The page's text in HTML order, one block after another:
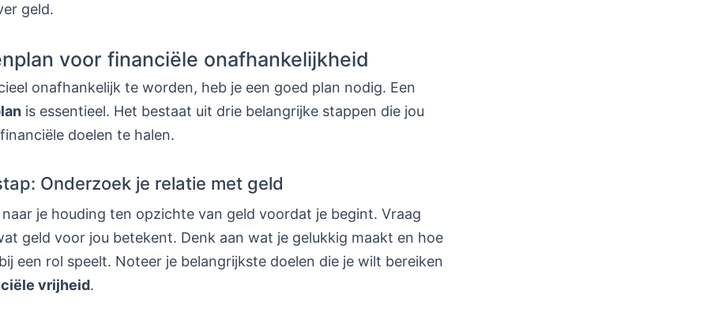
geld.
voor financiële onafhankelijkheid
onafhankelijk te worden, heb je een goed plan nodig. Een
is essentieel. Het bestaat uit drie belangrijke stappen die jou
doelen te halen.
Onderzoek je relatie met geld
je houding ten opzichte van geld voordat je begint. Vraag
geld voor jou betekent. Denk aan wat je gelukkig maakt en hoe
een rol speelt. Noteer je belangrijkste doelen die je wilt bereiken
vrijheid.